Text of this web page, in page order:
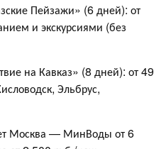
Пейзажи» (6 дней): от
и экскурсиями (без
на Кавказ» (8 дней): от 49
Эльбрус,
Москва — МинВоды от 6